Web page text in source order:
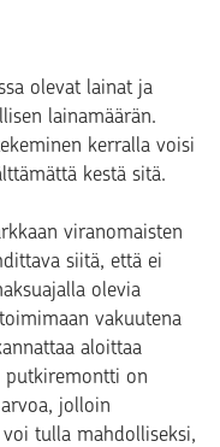
olevat lainat ja
lainamäärän.
kerralla voisi
kestä sitä.
viranomaisten
siitä, että ei
olevia
vakuutena
aloittaa
putkiremontti on
jolloin
tulla mahdolliseksi,